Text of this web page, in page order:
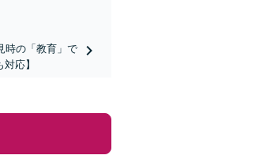
時の「教育」で
応】